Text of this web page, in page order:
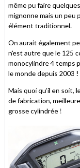
même pu faire
mignonne mais un peu
élément traditionnel.
On aurait également
n'est autre que le 125
monocylindre 4 temps
le monde depuis 2003
Mais quoi qu'il en soit,
de fabrication,
grosse cylindrée !